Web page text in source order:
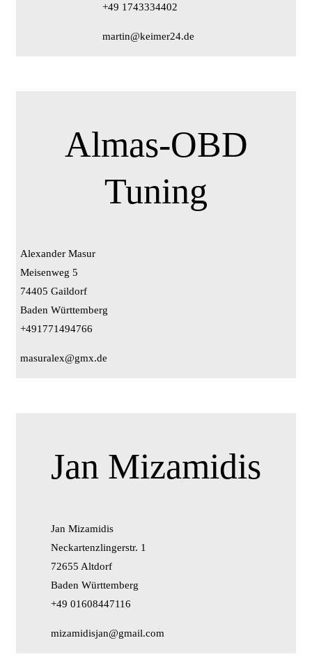
+49 1743334402
martin@keimer24.de
Almas-OBD
Tuning
Alexander Masur
Meisenweg 5
74405 Gaildorf
Baden Württemberg
+491771494766
masuralex@gmx.de
Jan Mizamidis
Jan Mizamidis
Neckartenzlingerstr. 1
72655 Altdorf
Baden Württemberg
+49 01608447116
mizamidisjan@gmail.com